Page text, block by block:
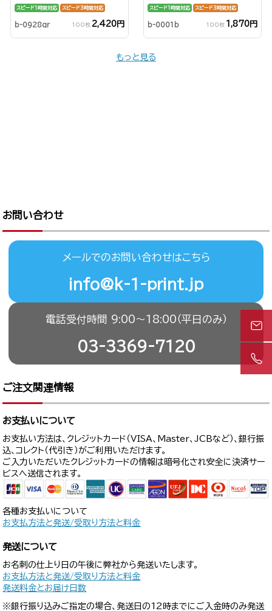
スピード1時間対応 スピード3時間対応
b-0928qr 100枚 2,420円
スピード1時間対応 スピード3時間対応
b-0001b 100枚 1,870円
もっと見る
お問い合わせ
メールでのお問い合わせはこちら
info@k-1-print.jp
電話受付時間 9:00〜18:00（平日のみ）
03-3369-7120
ご注文関連情報
お支払いについて
お支払い方法は、クレジットカード（VISA、Master、JCBなど）、銀行振
込、コレクト（代引き）がご利用いただけます。
ご入力いただいたクレジットカードの情報は暗号化され安全に決済サー
ビスへ送信されます。
各種お支払いについて
お支払方法と発送/受取り方法と料金
発送について
お名刺の仕上り日の午後に弊社から発送いたします。
お支払方法と発送/受取り方法と料金
発送料金とお届け日数
※銀行振り込みご指定の場合、発送日の12時までにご入金時のみ発送